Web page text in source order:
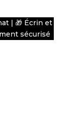
| 🎁 Écrin et
sécurisé